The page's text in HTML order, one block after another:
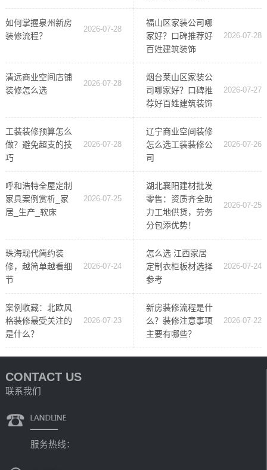
如何掌握泉州新房
装修流程？
2026-07-28
福山区家装公司哪
家好？口碑推荐好
百姓建筑装饰
2026-07-28
清远商业空间店铺
装修怎么选
2026-07-28
烟台莱山区家装公
司哪家好？口碑推
荐好百姓建筑装饰
2026-07-27
工装装修预算怎么
做？避免超支的技
巧
2026-07-28
辽宁商业空间装修
怎么选工装装修公
司
2026-07-26
呼和浩特全屋定制
家具案例赏析_家
居_生产_软床
2026-07-25
湖北襄阳建材批发
零售：资质齐全助
力工地供货，劳务
分包添优势！
2026-07-25
珠海现代简约装
修，越简单越看细
节
2026-07-24
怎么选 江西家居
定制衣柜板材选择
参考
2026-07-24
案例收藏：北欧风
格装修最受关注的
是什么？
2026-07-23
新房装修流程是什
么？装修注意事项
主要有哪些？
2026-07-22
CONTACT US
联系我们
服务热线：